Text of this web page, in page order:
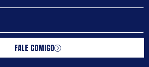
FALE COMIGO